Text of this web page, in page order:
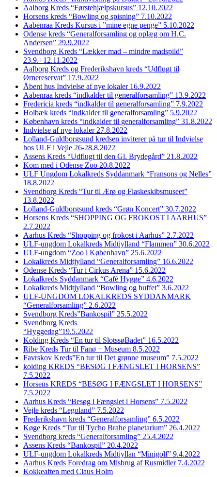
Aalborg Kreds “Førstehjælpskursus” 12.10.2022
Horsens kreds “Bowling og spisning” 7.10.2022
Aabenraa Kreds Kursus i ”mine egne penge” 5.10.2022
Odense kreds “Generalforsamling og oplæg om H.C.
Andersen” 29.9.2022
Svendborg Kreds “Lækker mad – mindre madspild”
23.9.+12.11.2022
Aalborg Kreds og Frederikshavn kreds “Udflugt til
Ørnereservat” 17.9.2022
Åbent hus Indvielse af nye lokaler 16.9.2022
Aabenraa kreds “indkalder til generalforsamling” 13.9.2022
Fredericia kreds “indkalder til generalforsamling” 7.9.2022
Holbæk kreds “indkalder til generalforsamling” 5.9.2022
København kreds “indkalder til generalforsamling” 31.8.2022
Indvielse af nye lokaler 27.8.2022
Lolland-Guldborgsund kredsen inviterer på tur til Indvielse
hos ULF i Vejle 26-28.8.2022
Assens Kreds “Udflugt til den Gl. Brydegård” 21.8.2022
Kom med i Odense Zoo 20.8.2022
ULF Ungdom Lokalkreds Syddanmark “Fransons og Nelles”
18.8.2022
Svendborg Kreds “Tur til Ærø og Flaskeskibsmuseet”
13.8.2022
Lolland-Guldborgsund kreds “Grøn Koncert” 30.7.2022
Horsens Kreds “SHOPPING OG FROKOST I AARHUS”
2.7.2022
Aarhus Kreds “Shopping og frokost i Aarhus” 2.7.2022
ULF-ungdom Lokalkreds Midtjylland “Flammen” 30.6.2022
ULF-ungdom “Zoo i København” 25.6.2022
Lokalkreds Midtjylland “Generalforsamling” 16.6.2022
Odense Kreds “Tur i Cirkus Arena” 15.6.2022
Lokalkreds Syddanmark “Café Hygge” 4.6.2022
Lokalkreds Midtjylland “Bowling og buffet” 3.6.2022
ULF-UNGDOM LOKALKREDS SYDDANMARK
“Generalforsamling” 2.6.2022
Svendborg Kreds”Bankospil” 25.5.2022
Svendborg Kreds
“Hyggedag”19.5.2022
Kolding Kreds “En tur til SlotssøBadet” 16.5.2022
Ribe Kreds Tur til Fanø + Museum 8.5.2022
Favrskov Kreds”En tur til Det grønne museum” 7.5.2022
kolding KREDS “BESØG I FÆNGSLET I HORSENS”
7.5.2022
Horsens KREDS “BESØG I FÆNGSLET I HORSENS”
7.5.2022
Aarhus Kreds “Besøg i Fængslet i Horsens” 7.5.2022
Vejle kreds “Legoland” 7.5.2022
Frederikshavn kreds “Generalforsamling” 6.5.2022
Køge Kreds “Tur til Tycho Brahe planetarium” 26.4.2022
Svendborg kreds “Generalforsamling” 25.4.2022
Assens Kreds “Bankospil” 20.4.2022
ULF-ungdom Lokalkreds Midtjyllan “Minigolf” 9.4.2022
Aarhus Kreds Foredrag om Misbrug af Rusmidler 7.4.2022
Kokkeaften med Claus Holm